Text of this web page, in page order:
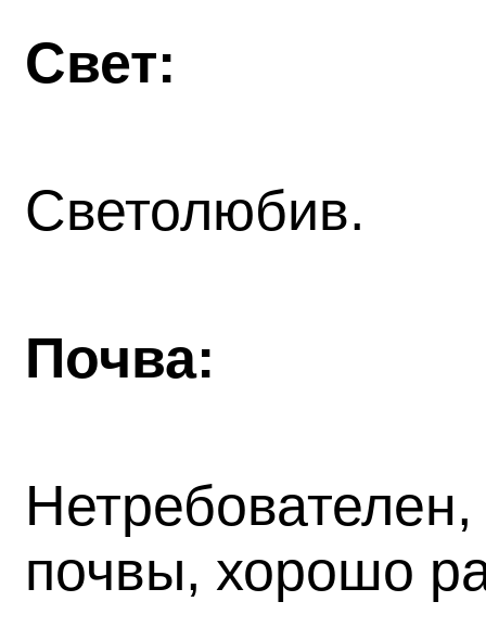
Свет:
Светолюбив.
Почва:
почвы, хорошо